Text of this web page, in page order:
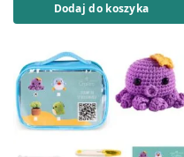
Dodaj do koszyka